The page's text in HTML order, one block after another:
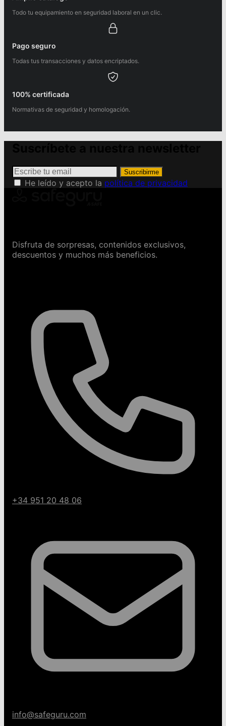
Todo tu equipamiento en seguridad laboral en un clic.
Pago seguro
Todas tus transacciones y datos encriptados.
100% certificada
Normativas de seguridad y homologación.
Suscribirme
He leído y acepto la política de privacidad
Disfruta de sorpresas, contenidos exclusivos,
descuentos y muchos más beneficios.
+34 951 20 48 06
info@safeguru.com